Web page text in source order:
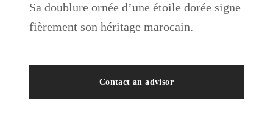
Sa doublure ornée d’une étoile dorée signe
fièrement son héritage marocain.
Contact an advisor